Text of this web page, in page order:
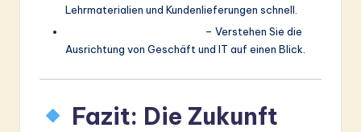
Lehrmaterialien und Kundenlieferungen schnell.
– Verstehen Sie die
Ausrichtung von Geschäft und IT auf einen Blick.
Fazit: Die Zukunft